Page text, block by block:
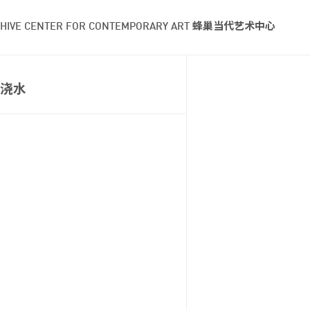
HIVE CENTER FOR CONTEMPORARY ART 蜂巢当代艺术中心
浇水